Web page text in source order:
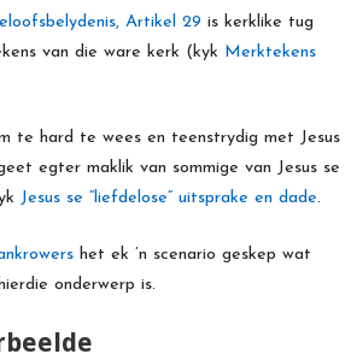
Artikel 29 is kerklike tug
van die ware kerk (kyk Merktekens
te hard te wees en teenstrydig met Jesus
egter maklik van sommige van Jesus se
Jesus se “liefdelose” uitsprake en dade.
het ek ’n scenario geskep wat
onderwerp is.